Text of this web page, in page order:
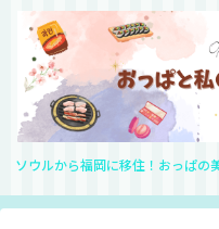
ソウルから福岡に移住！おっぱの